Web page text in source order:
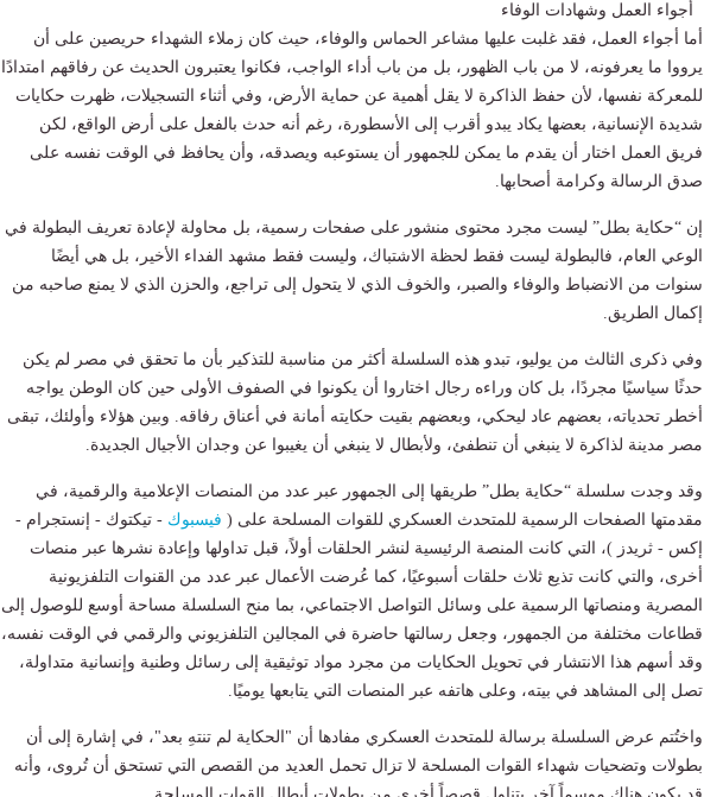
أجواء العمل وشهادات الوفاء
أما أجواء العمل، فقد غلبت عليها مشاعر الحماس والوفاء، حيث كان زملاء الشهداء حريصين على أن
يرووا ما يعرفونه، لا من باب الظهور، بل من باب أداء الواجب، فكانوا يعتبرون الحديث عن رفاقهم امتدادًا
للمعركة نفسها، لأن حفظ الذاكرة لا يقل أهمية عن حماية الأرض، وفي أثناء التسجيلات، ظهرت حكايات
شديدة الإنسانية، بعضها يكاد يبدو أقرب إلى الأسطورة، رغم أنه حدث بالفعل على أرض الواقع، لكن
فريق العمل اختار أن يقدم ما يمكن للجمهور أن يستوعبه ويصدقه، وأن يحافظ في الوقت نفسه على
صدق الرسالة وكرامة أصحابها.
إن “حكاية بطل” ليست مجرد محتوى منشور على صفحات رسمية، بل محاولة لإعادة تعريف البطولة في
الوعي العام، فالبطولة ليست فقط لحظة الاشتباك، وليست فقط مشهد الفداء الأخير، بل هي أيضًا
سنوات من الانضباط والوفاء والصبر، والخوف الذي لا يتحول إلى تراجع، والحزن الذي لا يمنع صاحبه من
إكمال الطريق.
وفي ذكرى الثالث من يوليو، تبدو هذه السلسلة أكثر من مناسبة للتذكير بأن ما تحقق في مصر لم يكن
حدثًا سياسيًا مجردًا، بل كان وراءه رجال اختاروا أن يكونوا في الصفوف الأولى حين كان الوطن يواجه
أخطر تحدياته، بعضهم عاد ليحكي، وبعضهم بقيت حكايته أمانة في أعناق رفاقه. وبين هؤلاء وأولئك، تبقى
مصر مدينة لذاكرة لا ينبغي أن تنطفئ، ولأبطال لا ينبغي أن يغيبوا عن وجدان الأجيال الجديدة.
وقد وجدت سلسلة “حكاية بطل” طريقها إلى الجمهور عبر عدد من المنصات الإعلامية والرقمية، في
مقدمتها الصفحات الرسمية للمتحدث العسكري للقوات المسلحة على ( فيسبوك - تيكتوك - إنستجرام -
إكس - ثريدز )، التي كانت المنصة الرئيسية لنشر الحلقات أولاً، قبل تداولها وإعادة نشرها عبر منصات
أخرى، والتي كانت تذيع ثلاث حلقات أسبوعيًا، كما عُرضت الأعمال عبر عدد من القنوات التلفزيونية
المصرية ومنصاتها الرسمية على وسائل التواصل الاجتماعي، بما منح السلسلة مساحة أوسع للوصول إلى
قطاعات مختلفة من الجمهور، وجعل رسالتها حاضرة في المجالين التلفزيوني والرقمي في الوقت نفسه،
وقد أسهم هذا الانتشار في تحويل الحكايات من مجرد مواد توثيقية إلى رسائل وطنية وإنسانية متداولة،
تصل إلى المشاهد في بيته، وعلى هاتفه عبر المنصات التي يتابعها يوميًا.
واختُتم عرض السلسلة برسالة للمتحدث العسكري مفادها أن "الحكاية لم تنتهِ بعد"، في إشارة إلى أن
بطولات وتضحيات شهداء القوات المسلحة لا تزال تحمل العديد من القصص التي تستحق أن تُروى، وأنه